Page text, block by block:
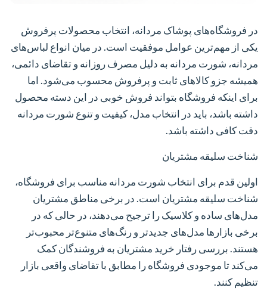
در فروشگاه‌های پوشاک مردانه، انتخاب محصولات پرفروش
یکی از مهم‌ترین عوامل موفقیت است. در میان انواع لباس‌های
مردانه، شورت مردانه به دلیل مصرف روزانه و تقاضای دائمی،
همیشه جزو کالاهای ثابت و پرفروش محسوب می‌شود. اما
برای اینکه فروشگاه بتواند فروش خوبی در این دسته محصول
داشته باشد، باید در انتخاب مدل، کیفیت و تنوع شورت مردانه
دقت کافی داشته باشد.
شناخت سلیقه مشتریان
اولین قدم برای انتخاب شورت مردانه مناسب برای فروشگاه،
شناخت سلیقه مشتریان است. در برخی مناطق مشتریان
مدل‌های ساده و کلاسیک را ترجیح می‌دهند، در حالی که در
برخی بازارها مدل‌های جدیدتر و رنگ‌های متنوع‌تر محبوب‌تر
هستند. بررسی رفتار خرید مشتریان به فروشندگان کمک
می‌کند تا موجودی فروشگاه را مطابق با تقاضای واقعی بازار
تنظیم کنند.